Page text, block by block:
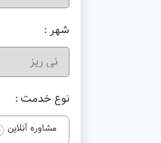
شهر :
نوع خدمت :
مشاوره آنلاین